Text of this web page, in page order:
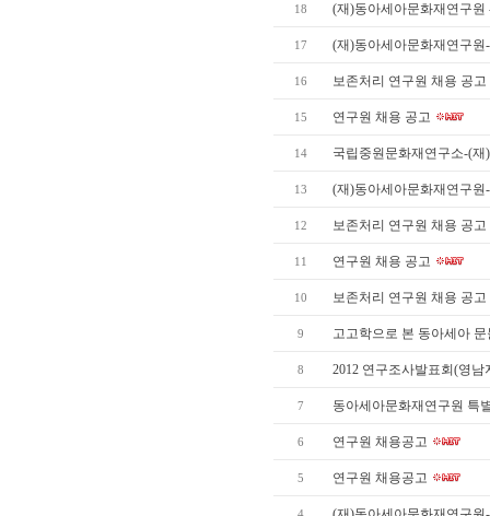
18 (재)동아세아문화재연구
17 (재)동아세아문화재연구
16 보존처리 연구원 채용 공고
15 연구원 채용 공고
14 국립중원문화재연구소-(
13 (재)동아세아문화재연구
12 보존처리 연구원 채용 공고
11 연구원 채용 공고
10 보존처리 연구원 채용 공고
9 고고학으로 본 동아세아
8 2012 연구조사발표회(영
7 동아세아문화재연구원 특
6 연구원 채용공고
5 연구원 채용공고